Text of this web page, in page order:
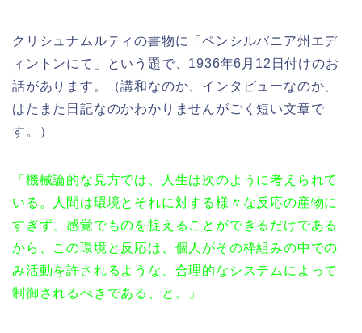
クリシュナムルティの書物に「ペンシルバニア州エデ
ィントンにて」という題で、1936年6月12日付けのお
話があります。（講和なのか、インタビューなのか、
はたまた日記なのかわかりませんがごく短い文章で
す。）
「機械論的な見方では、人生は次のように考えられて
いる。人間は環境とそれに対する様々な反応の産物に
すぎず、感覚でものを捉えることができるだけである
から、この環境と反応は、個人がその枠組みの中での
み活動を許されるような、合理的なシステムによって
制御されるべきである、と。」